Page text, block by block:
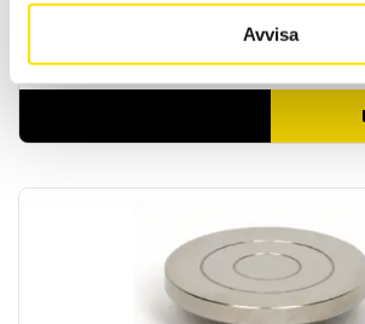
Avvisa
Mecmesin
Mecmesin rektangulär tryckplatta för
dynamometrar och